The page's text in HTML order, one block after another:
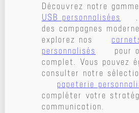
Découvrez notre
USB personnalisées
des campagnes
explorez nos
personnalisés
pour
complet. Vous pouvez
consulter notre
papeterie
compléter votre
communication.